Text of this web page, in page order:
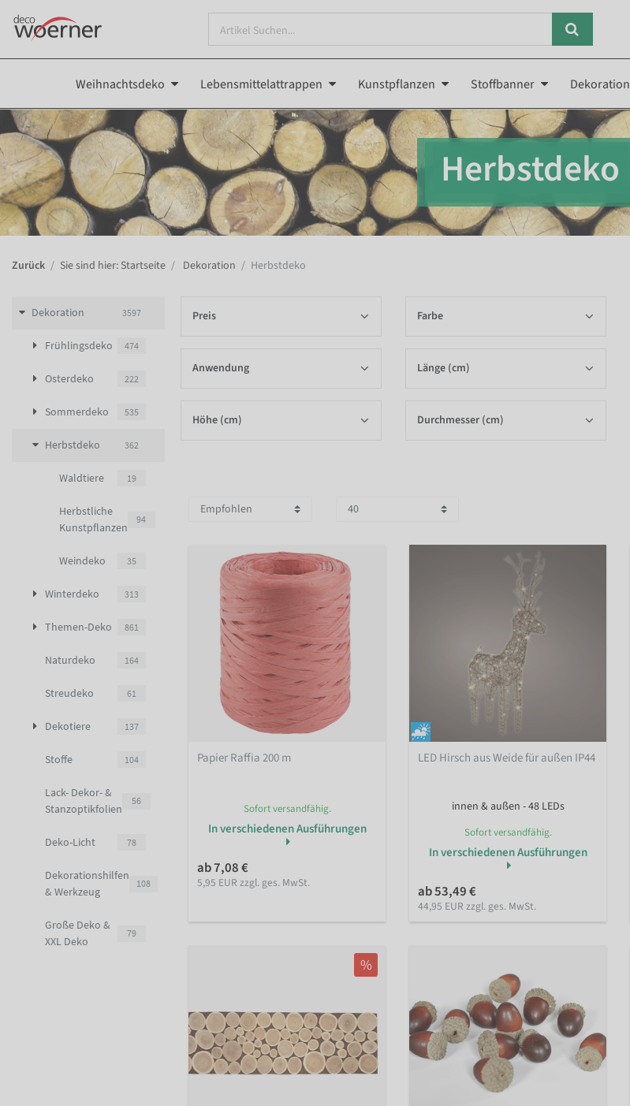
Weihnachtsdeko Lebensmittelattrappen Kunstpflanzen Stoffbanner Dekoration
Herbstdeko
Zurück Sie sind hier: Startseite Dekoration Herbstdeko
Dekoration 3597
Frühlingsdeko 474
Osterdeko 222
Sommerdeko 535
Herbstdeko 362
Waldtiere 19
Herbstliche
Kunstpflanzen
94
Weindeko 35
Winterdeko 313
Themen-Deko 861
Naturdeko 164
Streudeko 61
Dekotiere 137
Stoffe 104
Lack- Dekor- &
Stanzoptikfolien
56
Deko-Licht 78
Dekorationshilfen
& Werkzeug
108
Große Deko &
XXL Deko
79
Preis Farbe
Anwendung Länge (cm)
Höhe (cm) Durchmesser (cm)
Papier Raffia 200 m
Sofort versandfähig.
In verschiedenen Ausführungen
ab 7,08 €
5,95 EUR zzgl. ges. MwSt.
LED Hirsch aus Weide für außen IP44
innen & außen - 48 LEDs
Sofort versandfähig.
In verschiedenen Ausführungen
ab 53,49 €
44,95 EUR zzgl. ges. MwSt.
%